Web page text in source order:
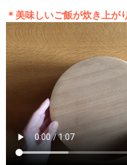
＊美味しいご飯が炊き上が